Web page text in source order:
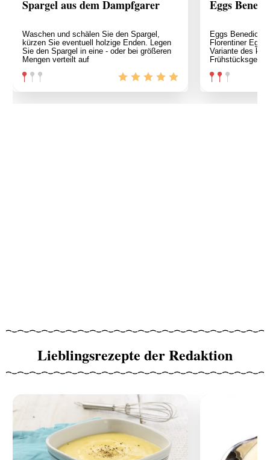
Spargel aus dem Dampfgarer
Waschen und schälen Sie den Spargel,
kürzen Sie eventuell holzige Enden. Legen
Sie den Spargel in eine - oder bei größeren
Mengen verteilt auf
Eggs
Eggs Benedict
Florentiner
Variante des
Lieblingsrezepte der Redaktion